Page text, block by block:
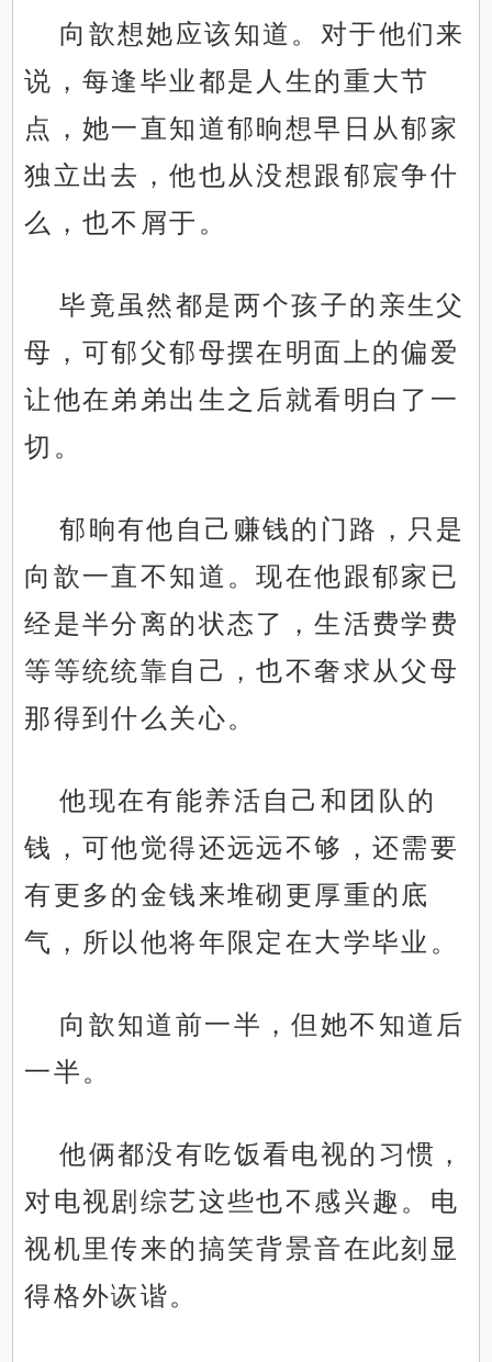
向歆想她应该知道。对于他们来
说，每逢毕业都是人生的重大节
点，她一直知道郁晌想早日从郁家
独立出去，他也从没想跟郁宸争什
么，也不屑于。
毕竟虽然都是两个孩子的亲生父
母，可郁父郁母摆在明面上的偏爱
让他在弟弟出生之后就看明白了一
切。
郁晌有他自己赚钱的门路，只是
向歆一直不知道。现在他跟郁家已
经是半分离的状态了，生活费学费
等等统统靠自己，也不奢求从父母
那得到什么关心。
他现在有能养活自己和团队的
钱，可他觉得还远远不够，还需要
有更多的金钱来堆砌更厚重的底
气，所以他将年限定在大学毕业。
向歆知道前一半，但她不知道后
一半。
他俩都没有吃饭看电视的习惯，
对电视剧综艺这些也不感兴趣。电
视机里传来的搞笑背景音在此刻显
得格外诙谐。